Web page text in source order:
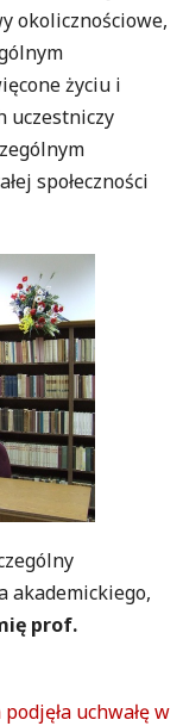
okolicznościowe,
życiu i
uczestniczy
społeczności
akademickiego,
prof.
uchwałę w